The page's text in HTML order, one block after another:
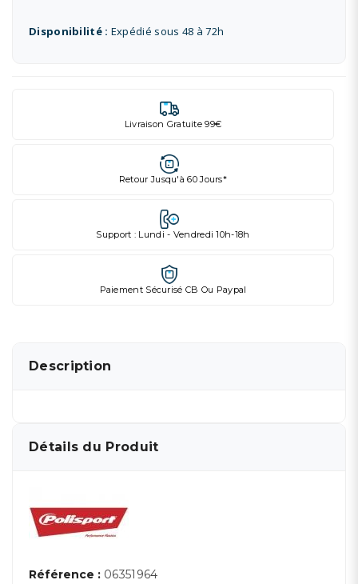
Disponibilité : Expédié sous 48 à 72h
Livraison Gratuite 99€
Retour Jusqu'à 60 Jours*
Support : Lundi - Vendredi 10h-18h
Paiement Sécurisé CB Ou Paypal
Description
Détails du Produit
Référence : 06351964